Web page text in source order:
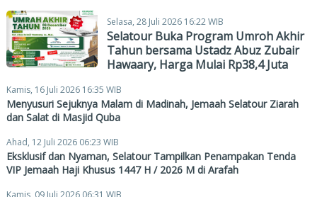
Selasa, 28 Juli 2026 16:22 WIB
Selatour Buka Program Umroh Akhir
Tahun bersama Ustadz Abuz Zubair
Hawaary, Harga Mulai Rp38,4 Juta
Kamis, 16 Juli 2026 16:35 WIB
Menyusuri Sejuknya Malam di Madinah, Jemaah Selatour Ziarah
dan Salat di Masjid Quba
Ahad, 12 Juli 2026 06:23 WIB
Eksklusif dan Nyaman, Selatour Tampilkan Penampakan Tenda
VIP Jemaah Haji Khusus 1447 H / 2026 M di Arafah
Kamis, 09 Juli 2026 06:31 WIB